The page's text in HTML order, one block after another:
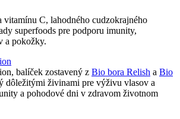
vitamínu C, lahodného cudzokrajného
superfoods pre podporu imunity,
a pokožky.
balíček zostavený z Bio bora Relish a Bio
dôležitými živinami pre výživu vlasov a
a pohodové dni v zdravom životnom